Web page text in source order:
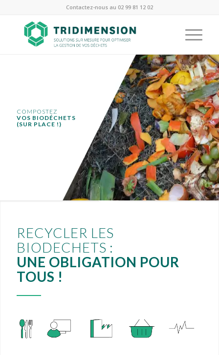
Contactez-nous au 02 99 81 12 02
COMPOSTEZ
VOS BIODÉCHETS
(SUR PLACE !)
RECYCLER LES
BIODECHETS :
UNE OBLIGATION POUR
TOUS !